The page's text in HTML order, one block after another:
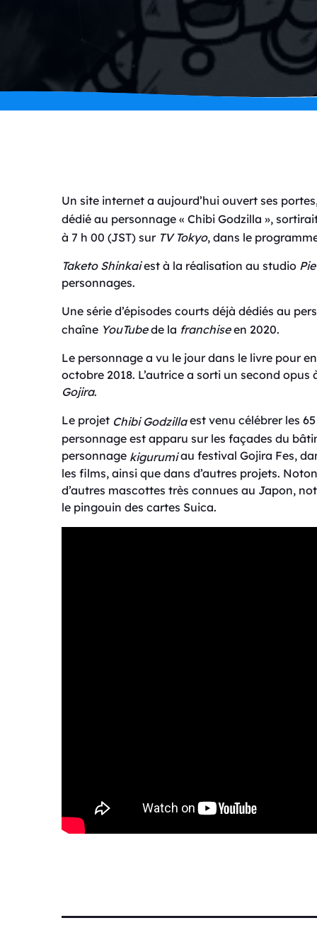
Un site internet a aujourd’hui ouvert ses
dédié au personnage « Chibi Godzilla »,
à 7 h 00 (JST) sur TV Tokyo, dans le
Taketo Shinkaiest à la réalisation au studio
personnages.
Une série d’épisodes courts déjà dédiés au
chaîne YouTubede la franchiseen 2020.
Le personnage a vu le jour dans le livre pour
octobre 2018. L’autrice a sorti un second
Gojira.
Le projet Chibi Godzillaest venu célébrer les
personnage est apparu sur les façades du
personnage kigurumiau festival Gojira Fes,
les films, ainsi que dans d’autres projets.
d’autres mascottes très connues au Japon,
le pingouin des cartes Suica.